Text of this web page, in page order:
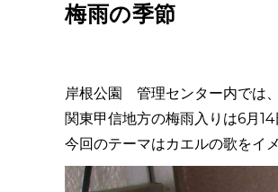
梅雨の季節
岸根公園 管理センター内では、
関東甲信地方の梅雨入りは6月14
今回のテーマはカエルの歌をイ